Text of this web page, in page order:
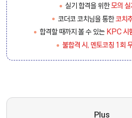
실기 합격을 위한모의
코더코 코치님을 통한코치
합격할 때까지 볼 수 있는 KPC 시
불합격 시, 멘토코칭 1회
Plus